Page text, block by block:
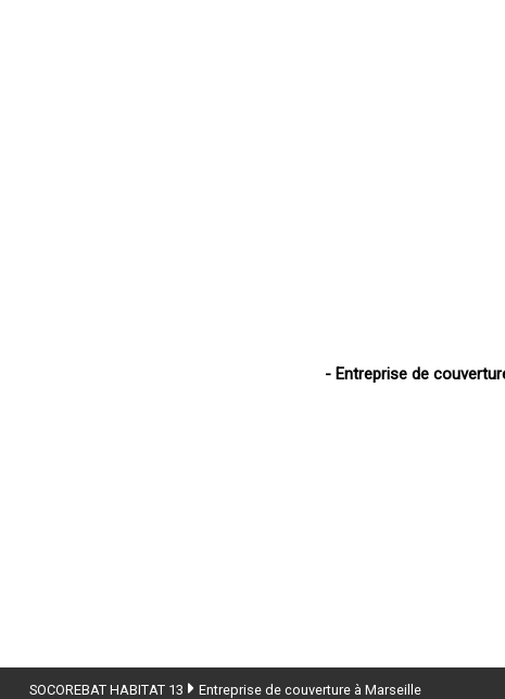
- Entreprise de
SOCOREBAT HABITAT 13 Entreprise de couverture à Marseille